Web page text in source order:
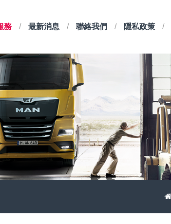
務 最新消息 聯絡我們 隱私政策